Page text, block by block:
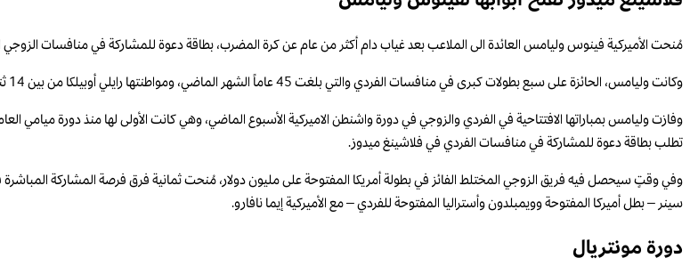
مُنحت الأميركية فينوس وليامس العائدة الى الملاعب بعد غياب دام أكثر من عام عن كرة المضرب، بطاقة دعوة للمشاركة في منافسات الزوجي
وكانت وليامس، الحائزة على سبع بطولات كبرى في منافسات الفردي والتي بلغت 45 عاماً الشهر الماضي، ومواطنتها رايلي أوبيلكا من بين 14 ثنائياً تم اختيارهم للمشاركة في البطولة المُجدّدة التي تُقام يومي 19 و20 آب/أغسطس.
وفازت وليامس بمباراتها الافتتاحية في الفردي والزوجي في دورة واشنطن الاميركية الأسبوع الماضي، وهي كانت الأولى لها منذ دورة ميامي
تطلب بطاقة دعوة للمشاركة في منافسات الفردي في فلاشينغ ميدوز.
وفي وقتٍ سيحصل فيه فريق الزوجي المختلط الفائز في بطولة أمريكا المفتوحة على مليون دولار، مُنحت ثمانية فرق فرصة المشاركة
سينر – بطل أميركا المفتوحة وويمبلدون وأستراليا المفتوحة للفردي – مع الأميركية إيما نافارو.
دورة مونتريال